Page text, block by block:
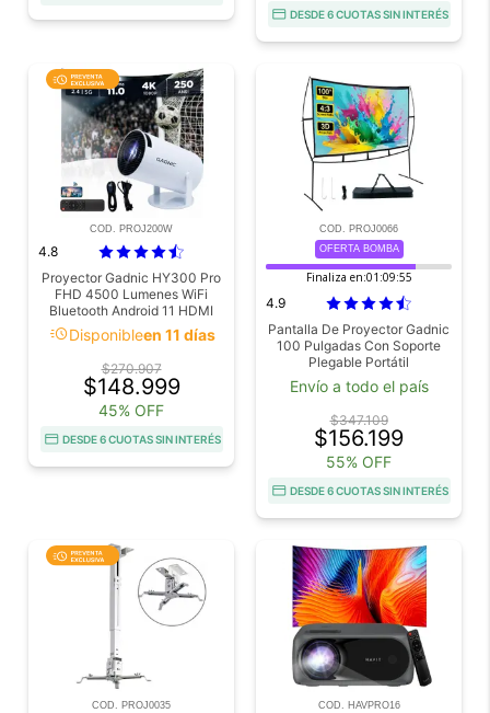
DESDE 6 CUOTAS SIN INTERÉS
COD. PROJ200W
4.8
Proyector Gadnic HY300 Pro
FHD 4500 Lumenes WiFi
Bluetooth Android 11 HDMI
USB
acuteDisponibleen 11 días
$270.907
$148.999
45% OFF
DESDE 6 CUOTAS SIN INTERÉS
COD. PROJ0066
OFERTA BOMBA
Finaliza en:01:09:54
4.9
Pantalla De Proyector Gadnic
100 Pulgadas Con Soporte
Plegable Portátil
Envío a todo el país
$347.109
$156.199
55% OFF
DESDE 6 CUOTAS SIN INTERÉS
COD. PROJ0035 COD. HAVPRO16